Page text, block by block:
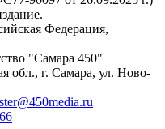
Федерация,
"Самара 450"
обл., г. Самара, ул. Ново-